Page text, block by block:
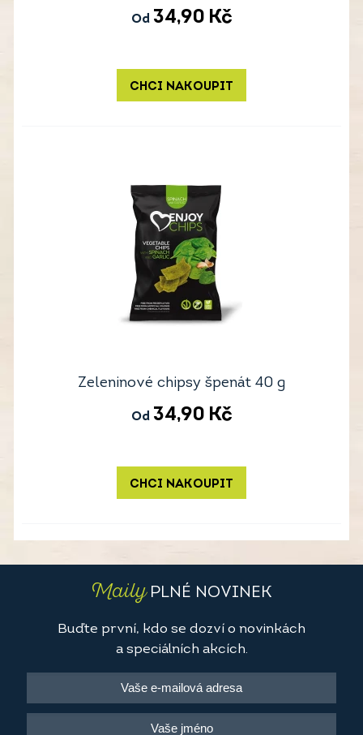
Od 34,90 Kč
CHCI NAKOUPIT
Zeleninové chipsy špenát 40 g
Od 34,90 Kč
CHCI NAKOUPIT
MailyPLNÉ NOVINEK
Buďte první, kdo se dozví o novinkách
a speciálních akcích.